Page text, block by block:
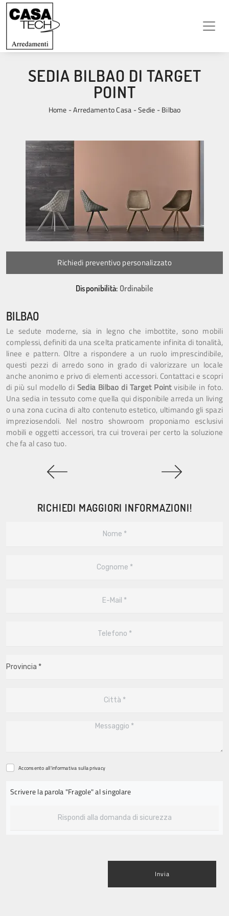
SEDIA BILBAO DI TARGET
POINT
Home -Arredamento Casa -Sedie -Bilbao
Richiedi preventivo personalizzato
Disponibilità: Ordinabile
BILBAO
Le sedute moderne, sia in legno che imbottite, sono mobili
complessi, definiti da una scelta praticamente infinita di tonalità,
linee e pattern. Oltre a rispondere a un ruolo imprescindibile,
questi pezzi di arredo sono in grado di valorizzare un locale
anche anonimo e privo di elementi accessori. Contattaci e scopri
di più sul modello di Sedia Bilbao di Target Pointvisibile in foto.
Una sedia in tessuto come quella qui disponibile arreda un living
o una zona cucina di alto contenuto estetico, ultimando gli spazi
impreziosendoli. Nel nostro showroom proponiamo esclusivi
mobili e oggetti accessori, tra cui troverai per certo la soluzione
che fa al caso tuo.
RICHIEDI MAGGIORI INFORMAZIONI!
Acconsento all'informativa sullaprivacy
Scrivere la parola "Fragole" al singolare
Invia